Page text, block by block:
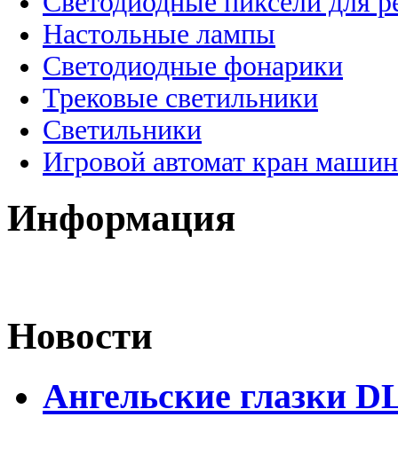
Настольные лампы
Светодиодные фонарики
Трековые светильники
Светильники
Игровой автомат кран
Информация
Новости
Ангельские глазки